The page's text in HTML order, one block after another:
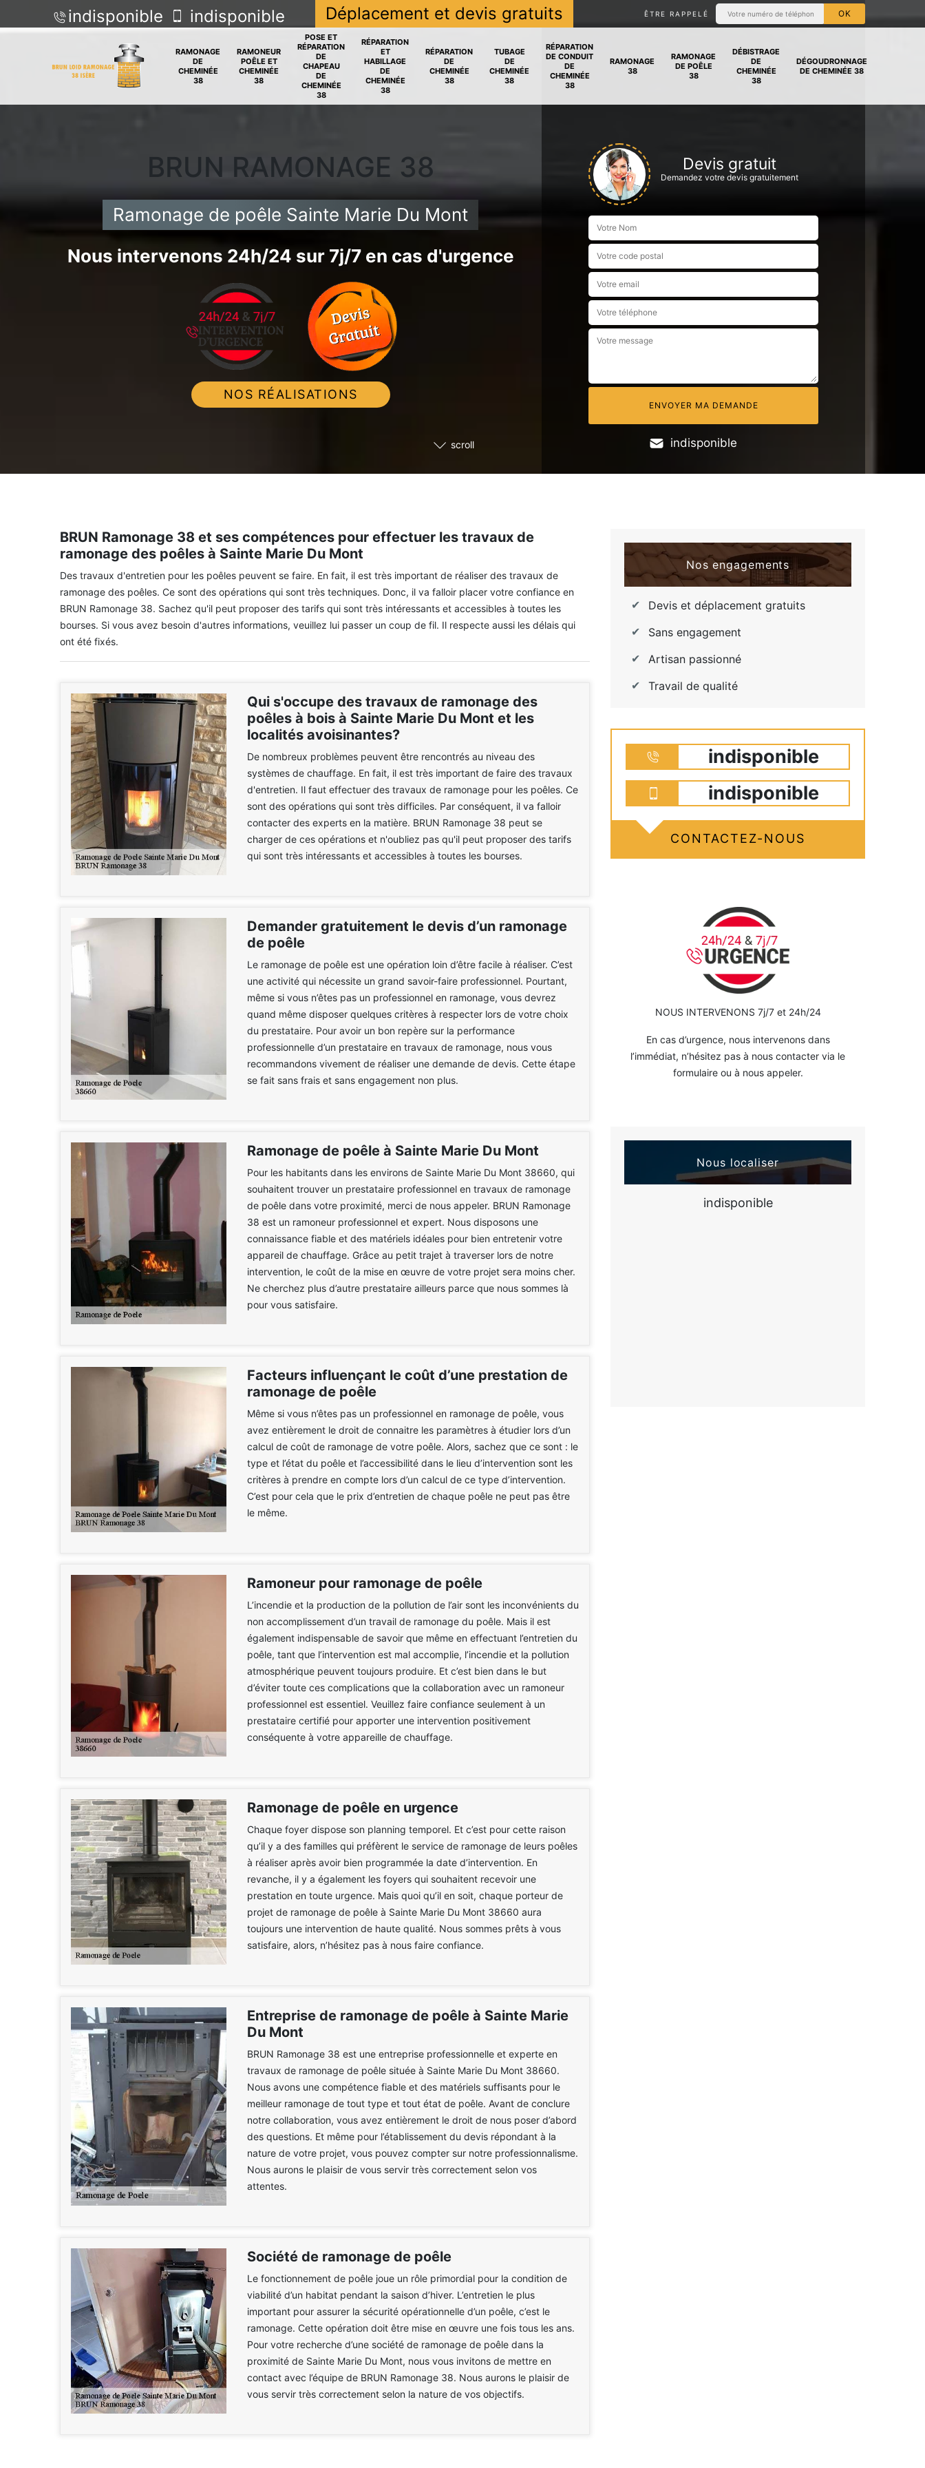
indisponible indisponible Déplacement et devis gratuits ÊTRE RAPPELÉ
RAMONAGE
DE
CHEMINÉE
38
RAMONEUR
POÊLE ET
CHEMINÉE
38
POSE ET
RÉPARATION
DE
CHAPEAU
DE
CHEMINÉE
38
RÉPARATION
ET
HABILLAGE
DE
CHEMINÉE
38
RÉPARATION
DE
CHEMINÉE
38
TUBAGE
DE
CHEMINÉE
38
RÉPARATION
DE CONDUIT
DE
CHEMINÉE
38
RAMONAGE
38
RAMONAGE
DE POÊLE
38
DÉBISTRAGE
DE
CHEMINÉE
38
DÉGOUDRONNAGE
DE CHEMINÉE 38
scroll
BRUN RAMONAGE 38
Ramonage de poêle Sainte Marie Du Mont
Nous intervenons 24h/24 sur 7j/7 en cas d'urgence
NOS RÉALISATIONS
Devis gratuit
Demandez votre devis gratuitement
indisponible
BRUN Ramonage 38 et ses compétences pour effectuer les travaux de
ramonage des poêles à Sainte Marie Du Mont
Des travaux d'entretien pour les poêles peuvent se faire. En fait, il est très important de réaliser des travaux de
ramonage des poêles. Ce sont des opérations qui sont très techniques. Donc, il va falloir placer votre confiance en
BRUN Ramonage 38. Sachez qu'il peut proposer des tarifs qui sont très intéressants et accessibles à toutes les
bourses. Si vous avez besoin d'autres informations, veuillez lui passer un coup de fil. Il respecte aussi les délais qui
ont été fixés.
Qui s'occupe des travaux de ramonage des
poêles à bois à Sainte Marie Du Mont et les
localités avoisinantes?
De nombreux problèmes peuvent être rencontrés au niveau des
systèmes de chauffage. En fait, il est très important de faire des travaux
d'entretien. Il faut effectuer des travaux de ramonage pour les poêles. Ce
sont des opérations qui sont très difficiles. Par conséquent, il va falloir
contacter des experts en la matière. BRUN Ramonage 38 peut se
charger de ces opérations et n'oubliez pas qu'il peut proposer des tarifs
qui sont très intéressants et accessibles à toutes les bourses.
Demander gratuitement le devis d’un ramonage
de poêle
Le ramonage de poêle est une opération loin d’être facile à réaliser. C’est
une activité qui nécessite un grand savoir-faire professionnel. Pourtant,
même si vous n’êtes pas un professionnel en ramonage, vous devrez
quand même disposer quelques critères à respecter lors de votre choix
du prestataire. Pour avoir un bon repère sur la performance
professionnelle d’un prestataire en travaux de ramonage, nous vous
recommandons vivement de réaliser une demande de devis. Cette étape
se fait sans frais et sans engagement non plus.
Ramonage de poêle à Sainte Marie Du Mont
Pour les habitants dans les environs de Sainte Marie Du Mont 38660, qui
souhaitent trouver un prestataire professionnel en travaux de ramonage
de poêle dans votre proximité, merci de nous appeler. BRUN Ramonage
38 est un ramoneur professionnel et expert. Nous disposons une
connaissance fiable et des matériels idéales pour bien entretenir votre
appareil de chauffage. Grâce au petit trajet à traverser lors de notre
intervention, le coût de la mise en œuvre de votre projet sera moins cher.
Ne cherchez plus d’autre prestataire ailleurs parce que nous sommes là
pour vous satisfaire.
Facteurs influençant le coût d’une prestation de
ramonage de poêle
Même si vous n’êtes pas un professionnel en ramonage de poêle, vous
avez entièrement le droit de connaitre les paramètres à étudier lors d’un
calcul de coût de ramonage de votre poêle. Alors, sachez que ce sont : le
type et l’état du poêle et l’accessibilité dans le lieu d’intervention sont les
critères à prendre en compte lors d’un calcul de ce type d’intervention.
C’est pour cela que le prix d’entretien de chaque poêle ne peut pas être
le même.
Ramoneur pour ramonage de poêle
L’incendie et la production de la pollution de l’air sont les inconvénients du
non accomplissement d’un travail de ramonage du poêle. Mais il est
également indispensable de savoir que même en effectuant l’entretien du
poêle, tant que l’intervention est mal accomplie, l’incendie et la pollution
atmosphérique peuvent toujours produire. Et c’est bien dans le but
d’éviter toute ces complications que la collaboration avec un ramoneur
professionnel est essentiel. Veuillez faire confiance seulement à un
prestataire certifié pour apporter une intervention positivement
conséquente à votre appareille de chauffage.
Ramonage de poêle en urgence
Chaque foyer dispose son planning temporel. Et c’est pour cette raison
qu’il y a des familles qui préfèrent le service de ramonage de leurs poêles
à réaliser après avoir bien programmée la date d’intervention. En
revanche, il y a également les foyers qui souhaitent recevoir une
prestation en toute urgence. Mais quoi qu’il en soit, chaque porteur de
projet de ramonage de poêle à Sainte Marie Du Mont 38660 aura
toujours une intervention de haute qualité. Nous sommes prêts à vous
satisfaire, alors, n’hésitez pas à nous faire confiance.
Entreprise de ramonage de poêle à Sainte Marie
Du Mont
BRUN Ramonage 38 est une entreprise professionnelle et experte en
travaux de ramonage de poêle située à Sainte Marie Du Mont 38660.
Nous avons une compétence fiable et des matériels suffisants pour le
meilleur ramonage de tout type et tout état de poêle. Avant de conclure
notre collaboration, vous avez entièrement le droit de nous poser d’abord
des questions. Et même pour l’établissement du devis répondant à la
nature de votre projet, vous pouvez compter sur notre professionnalisme.
Nous aurons le plaisir de vous servir très correctement selon vos
attentes.
Société de ramonage de poêle
Le fonctionnement de poêle joue un rôle primordial pour la condition de
viabilité d’un habitat pendant la saison d’hiver. L’entretien le plus
important pour assurer la sécurité opérationnelle d’un poêle, c’est le
ramonage. Cette opération doit être mise en œuvre une fois tous les ans.
Pour votre recherche d’une société de ramonage de poêle dans la
proximité de Sainte Marie Du Mont, nous vous invitons de mettre en
contact avec l’équipe de BRUN Ramonage 38. Nous aurons le plaisir de
vous servir très correctement selon la nature de vos objectifs.
Nos engagements
Devis et déplacement gratuits
Sans engagement
Artisan passionné
Travail de qualité
indisponible
indisponible
CONTACTEZ-NOUS
NOUS INTERVENONS 7j/7 et 24h/24
En cas d’urgence, nous intervenons dans
l’immédiat, n’hésitez pas à nous contacter via le
formulaire ou à nous appeler.
Nous localiser
indisponible